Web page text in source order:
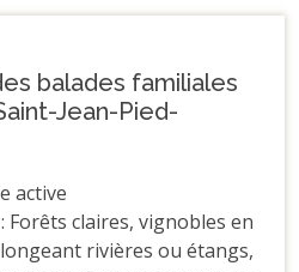
balades familiales
Jean-Pied-
active
Forêts claires, vignobles en
rivières ou étangs,